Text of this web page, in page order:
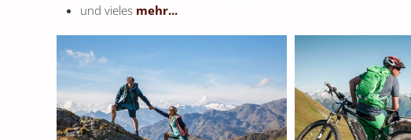
und vieles mehr...